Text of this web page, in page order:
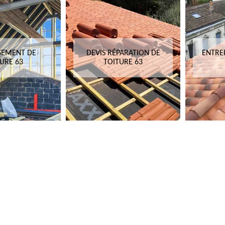
DE
63
DEVIS RÉPARATION DE
TOITURE 63